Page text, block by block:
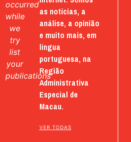
occurred
while
we
try
list
your
publications
as notícias, a
análise, a opinião
e muito mais, em
língua
portuguesa, na
Região
Administrativa
Especial de
Macau.
VER TODAS